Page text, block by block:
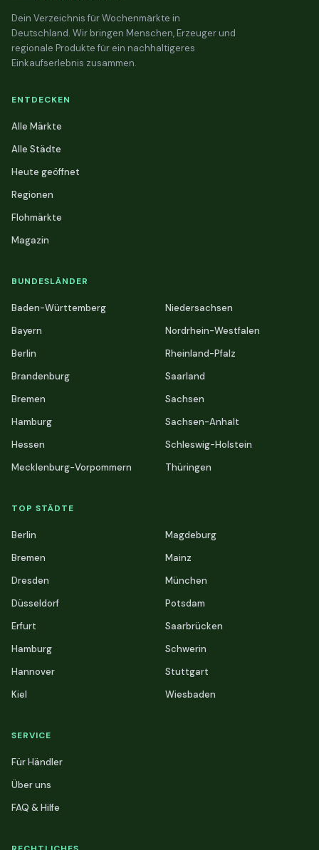
Dein Verzeichnis für Wochenmärkte in
Deutschland. Wir bringen Menschen, Erzeuger und
regionale Produkte für ein nachhaltigeres
Einkaufserlebnis zusammen.
ENTDECKEN
Alle Märkte
Alle Städte
Heute geöffnet
Regionen
Flohmärkte
Magazin
BUNDESLÄNDER
Baden-Württemberg
Bayern
Berlin
Brandenburg
Bremen
Hamburg
Hessen
Mecklenburg-Vorpommern
Niedersachsen
Nordrhein-Westfalen
Rheinland-Pfalz
Saarland
Sachsen
Sachsen-Anhalt
Schleswig-Holstein
Thüringen
TOP STÄDTE
Berlin
Bremen
Dresden
Düsseldorf
Erfurt
Hamburg
Hannover
Kiel
Magdeburg
Mainz
München
Potsdam
Saarbrücken
Schwerin
Stuttgart
Wiesbaden
SERVICE
Für Händler
Über uns
FAQ & Hilfe